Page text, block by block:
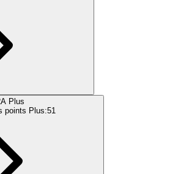
Plus
points Plus:51